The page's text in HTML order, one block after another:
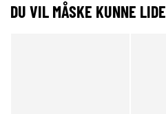
DU VIL MÅSKE KUNNE LIDE